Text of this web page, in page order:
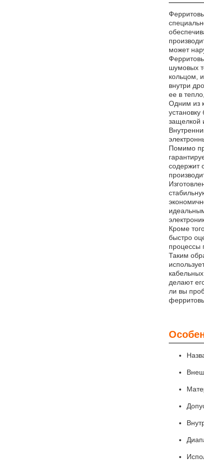
может
шумовых
кольцом,
внутри
ее в
Одним из
защелкой
Помимо
содержит
Кроме
быстро
процессы
Таким
делают
ли вы